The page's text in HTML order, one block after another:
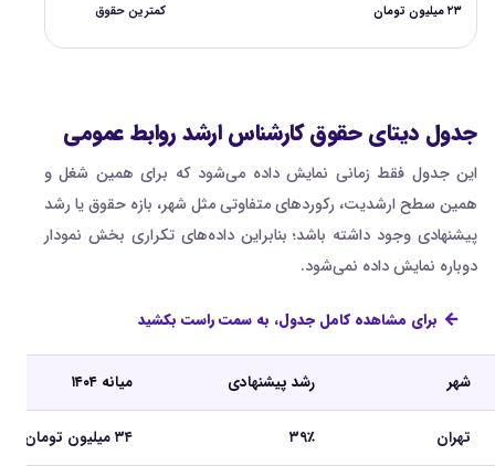
کمترین حقوق ۲۳ میلیون تومان
جدول دیتای حقوق کارشناس ارشد روابط عمومی
این جدول فقط زمانی نمایش داده می‌شود که برای همین شغل و
همین سطح ارشدیت، رکوردهای متفاوتی مثل شهر، بازه حقوق یا رشد
پیشنهادی وجود داشته باشد؛ بنابراین داده‌های تکراری بخش نمودار
دوباره نمایش داده نمی‌شود.
برای مشاهده کامل جدول، به سمت راست بکشید
شهر رشد پیشنهادی میانه ۱۴۰۴
تهران ۳۹٪ ۳۴ میلیون تومان